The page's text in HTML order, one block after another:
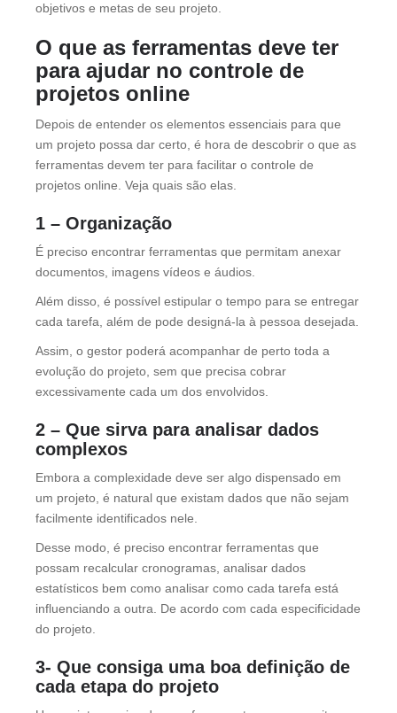
objetivos e metas de seu projeto.
O que as ferramentas deve ter
para ajudar no controle de
projetos online
Depois de entender os elementos essenciais para que
um projeto possa dar certo, é hora de descobrir o que as
ferramentas devem ter para facilitar o controle de
projetos online. Veja quais são elas.
1 – Organização
É preciso encontrar ferramentas que permitam anexar
documentos, imagens vídeos e áudios.
Além disso, é possível estipular o tempo para se entregar
cada tarefa, além de pode designá-la à pessoa desejada.
Assim, o gestor poderá acompanhar de perto toda a
evolução do projeto, sem que precisa cobrar
excessivamente cada um dos envolvidos.
2 – Que sirva para analisar dados
complexos
Embora a complexidade deve ser algo dispensado em
um projeto, é natural que existam dados que não sejam
facilmente identificados nele.
Desse modo, é preciso encontrar ferramentas que
possam recalcular cronogramas, analisar dados
estatísticos bem como analisar como cada tarefa está
influenciando a outra. De acordo com cada especificidade
do projeto.
3- Que consiga uma boa definição de
cada etapa do projeto